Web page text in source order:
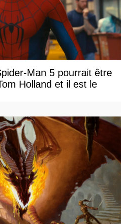
Man 5 pourrait être
Holland et il est le